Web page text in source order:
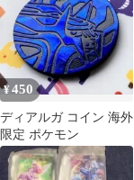
¥450
ディアルガ コイン 海外
限定 ポケモン